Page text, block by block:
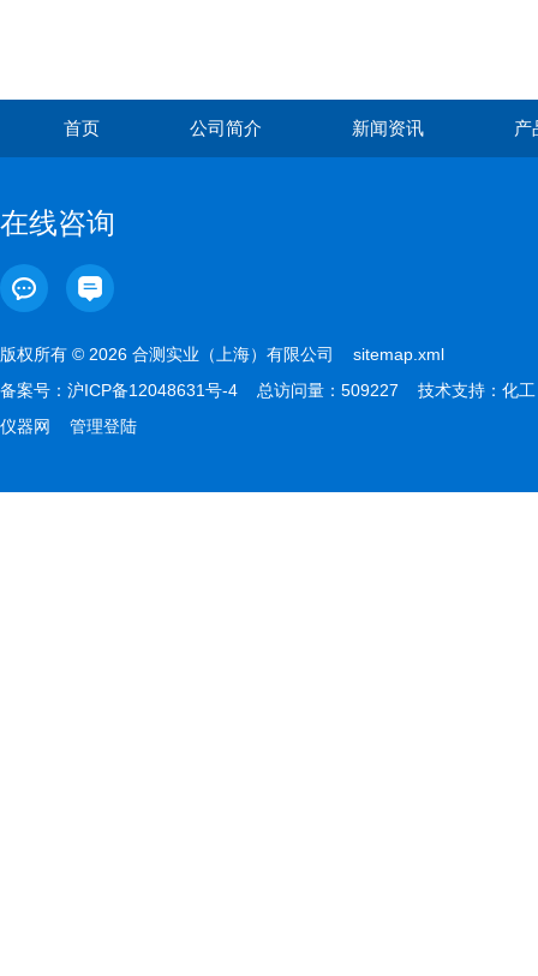
首页 公司简介 新闻资讯 产
在线咨询
版权所有 © 2026 合测实业（上海）有限公司 sitemap.xml
备案号： 沪ICP备12048631号-4 总访问量：509227 技术支持： 化工
仪器网
管理登陆